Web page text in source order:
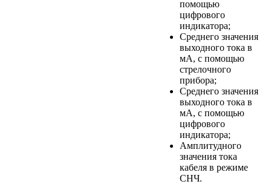
помощью
цифрового
индикатора;
Среднего значения
выходного тока в
мА, с помощью
стрелочного
прибора;
Среднего значения
выходного тока в
мА, с помощью
цифрового
индикатора;
Амплитудного
значения тока
кабеля в режиме
СНЧ.